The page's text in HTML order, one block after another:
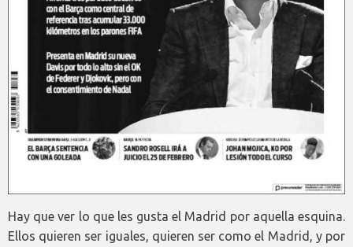
Hay que ver lo que les gusta el Madrid por aquella esquina.
Ellos quieren ser iguales, quieren ser como el Madrid, y por